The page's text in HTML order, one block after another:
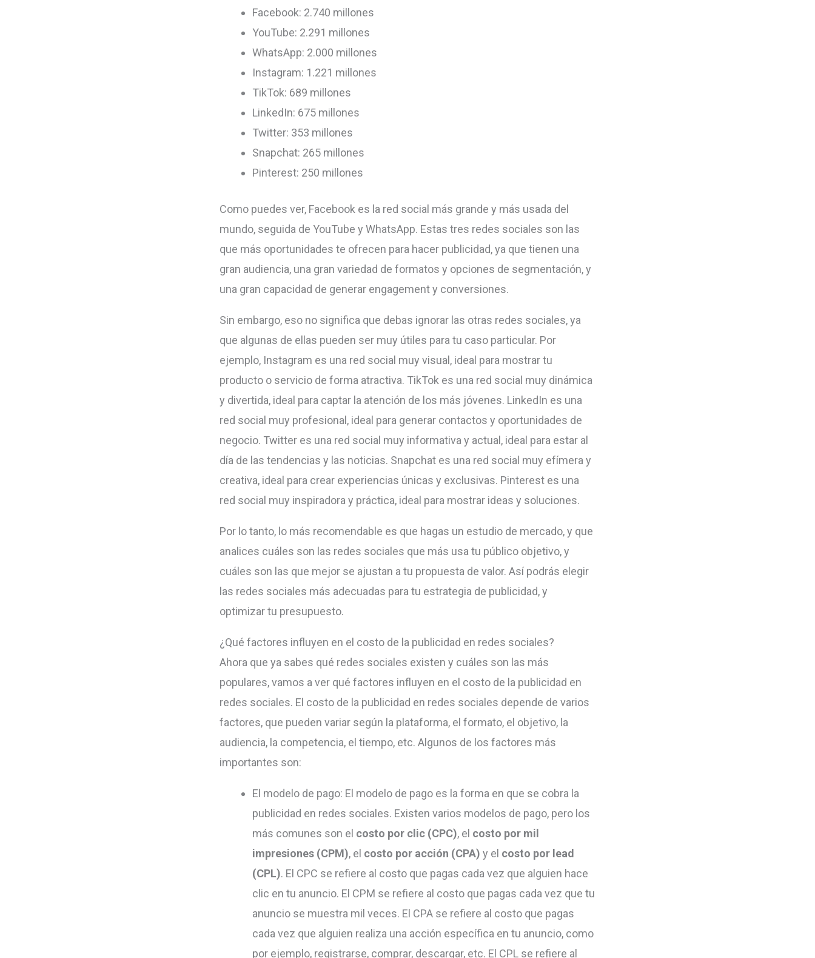
Facebook: 2.740 millones
YouTube: 2.291 millones
WhatsApp: 2.000 millones
Instagram: 1.221 millones
TikTok: 689 millones
LinkedIn: 675 millones
Twitter: 353 millones
Snapchat: 265 millones
Pinterest: 250 millones
Como puedes ver, Facebook es la red social más grande y más usada del
mundo, seguida de YouTube y WhatsApp. Estas tres redes sociales son las
que más oportunidades te ofrecen para hacer publicidad, ya que tienen una
gran audiencia, una gran variedad de formatos y opciones de segmentación, y
una gran capacidad de generar engagement y conversiones.
Sin embargo, eso no significa que debas ignorar las otras redes sociales, ya
que algunas de ellas pueden ser muy útiles para tu caso particular. Por
ejemplo, Instagram es una red social muy visual, ideal para mostrar tu
producto o servicio de forma atractiva. TikTok es una red social muy dinámica
y divertida, ideal para captar la atención de los más jóvenes. LinkedIn es una
red social muy profesional, ideal para generar contactos y oportunidades de
negocio. Twitter es una red social muy informativa y actual, ideal para estar al
día de las tendencias y las noticias. Snapchat es una red social muy efímera y
creativa, ideal para crear experiencias únicas y exclusivas. Pinterest es una
red social muy inspiradora y práctica, ideal para mostrar ideas y soluciones.
Por lo tanto, lo más recomendable es que hagas un estudio de mercado, y que
analices cuáles son las redes sociales que más usa tu público objetivo, y
cuáles son las que mejor se ajustan a tu propuesta de valor. Así podrás elegir
las redes sociales más adecuadas para tu estrategia de publicidad, y
optimizar tu presupuesto.
¿Qué factores influyen en el costo de la publicidad en redes sociales?
Ahora que ya sabes qué redes sociales existen y cuáles son las más
populares, vamos a ver qué factores influyen en el costo de la publicidad en
redes sociales. El costo de la publicidad en redes sociales depende de varios
factores, que pueden variar según la plataforma, el formato, el objetivo, la
audiencia, la competencia, el tiempo, etc. Algunos de los factores más
importantes son:
El modelo de pago: El modelo de pago es la forma en que se cobra la
publicidad en redes sociales. Existen varios modelos de pago, pero los
más comunes son el costo por clic (CPC), el costo por mil
impresiones (CPM), el costo por acción (CPA) y el costo por lead
(CPL). El CPC se refiere al costo que pagas cada vez que alguien hace
clic en tu anuncio. El CPM se refiere al costo que pagas cada vez que tu
anuncio se muestra mil veces. El CPA se refiere al costo que pagas
cada vez que alguien realiza una acción específica en tu anuncio, como
por ejemplo, registrarse, comprar, descargar, etc. El CPL se refiere al